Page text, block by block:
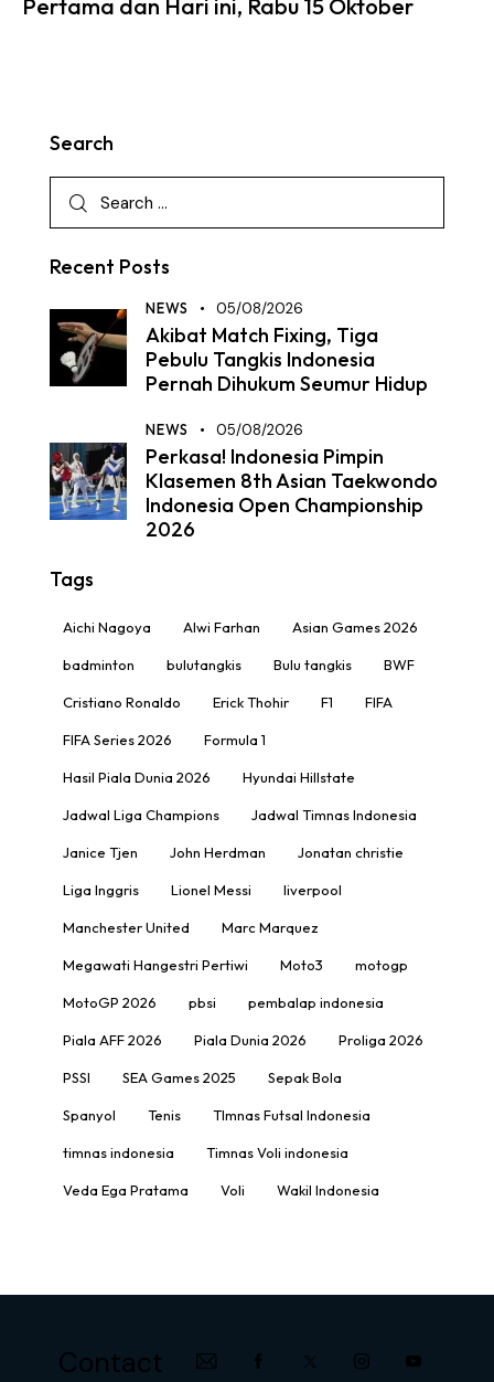
Pertama dan Hari ini, Rabu 15 Oktober
Search
Recent Posts
NEWS 05/08/2026
Akibat Match Fixing, Tiga
Pebulu Tangkis Indonesia
Pernah Dihukum Seumur Hidup
NEWS 05/08/2026
Perkasa! Indonesia Pimpin
Klasemen 8th Asian Taekwondo
Indonesia Open Championship
2026
Tags
Aichi Nagoya Alwi Farhan Asian Games 2026
badminton bulutangkis Bulu tangkis BWF
Cristiano Ronaldo Erick Thohir F1 FIFA
FIFA Series 2026 Formula 1
Hasil Piala Dunia 2026 Hyundai Hillstate
Jadwal Liga Champions Jadwal Timnas Indonesia
Janice Tjen John Herdman Jonatan christie
Liga Inggris Lionel Messi liverpool
Manchester United Marc Marquez
Megawati Hangestri Pertiwi Moto3 motogp
MotoGP 2026 pbsi pembalap indonesia
Piala AFF 2026 Piala Dunia 2026 Proliga 2026
PSSI SEA Games 2025 Sepak Bola
Spanyol Tenis TImnas Futsal Indonesia
timnas indonesia Timnas Voli indonesia
Veda Ega Pratama Voli Wakil Indonesia
Contact